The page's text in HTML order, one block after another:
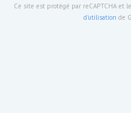
Ce site est protégé par reCAPTCHA et
d'utilisation de